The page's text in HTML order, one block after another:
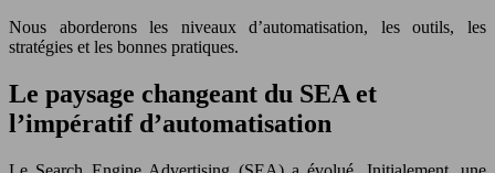
Nous aborderons les niveaux d’automatisation, les outils, les
stratégies et les bonnes pratiques.
Le paysage changeant du SEA et
l’impératif d’automatisation